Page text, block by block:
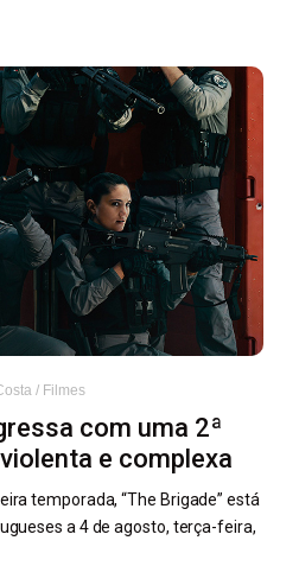
/ Filmes
com uma 2ª
e complexa
temporada, “The Brigade” está
a 4 de agosto, terça-feira,